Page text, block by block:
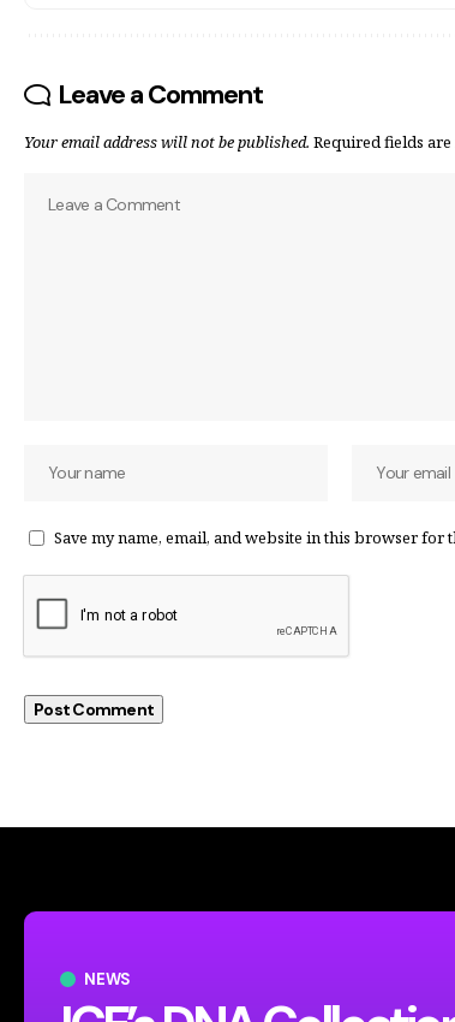
Leave a Comment
Your email address will not be published. Required fields
Save my name, email, and website in this browser for
NEWS